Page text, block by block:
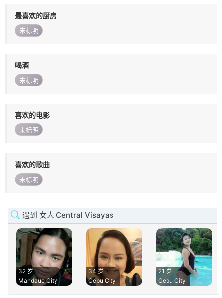
最喜欢的厨房
未标明
喝酒
未标明
喜欢的电影
未标明
喜欢的歌曲
未标明
遇到 女人 Central Visayas
32 岁
Mandaue City
34 岁
Cebu City
21 岁
Cebu City